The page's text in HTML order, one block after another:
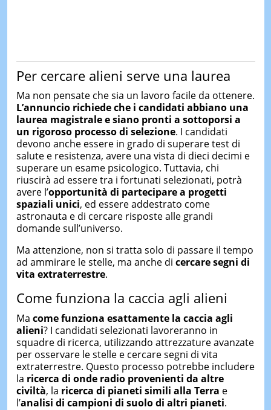
Per cercare alieni serve una laurea
Ma non pensate che sia un lavoro facile da ottenere.
L’annuncio richiede che i candidati abbiano una
laurea magistrale e siano pronti a sottoporsi a
un rigoroso processo di selezione. I candidati
devono anche essere in grado di superare test di
salute e resistenza, avere una vista di dieci decimi e
superare un esame psicologico. Tuttavia, chi
riuscirà ad essere tra i fortunati selezionati, potrà
avere l’opportunità di partecipare a progetti
spaziali unici, ed essere addestrato come
astronauta e di cercare risposte alle grandi
domande sull’universo.
Ma attenzione, non si tratta solo di passare il tempo
ad ammirare le stelle, ma anche di cercare segni di
vita extraterrestre.
Come funziona la caccia agli alieni
Ma come funziona esattamente la caccia agli
alieni? I candidati selezionati lavoreranno in
squadre di ricerca, utilizzando attrezzature avanzate
per osservare le stelle e cercare segni di vita
extraterrestre. Questo processo potrebbe includere
la ricerca di onde radio provenienti da altre
civiltà, la ricerca di pianeti simili alla Terra e
l’analisi di campioni di suolo di altri pianeti.